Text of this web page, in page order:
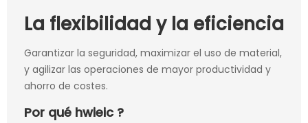
La flexibilidad y la eficiencia
Garantizar la seguridad, maximizar el uso de material,
y agilizar las operaciones de mayor productividad y
ahorro de costes.
Por qué hwieic ?